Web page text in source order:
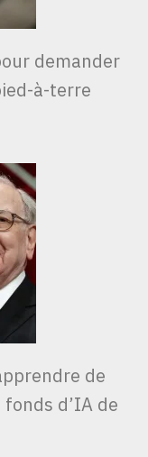
demander
à-terre
de
d’IA de